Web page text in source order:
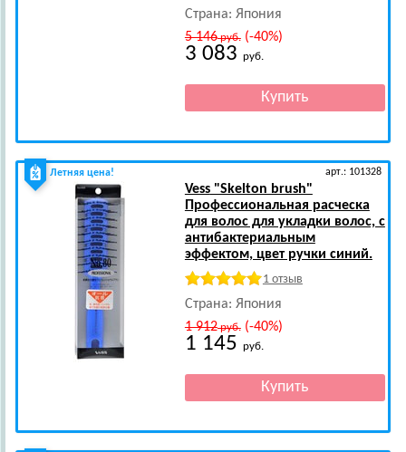
Страна: Япония
5 146руб.(-40%)
3 083 руб.
Летняя цена! арт.: 101328
Vess"Skelton brush"
Профессиональная расческа
для волос для укладки волос, с
антибактериальным
эффектом, цвет ручки синий.
1 отзыв
Страна: Япония
1 912руб.(-40%)
1 145 руб.